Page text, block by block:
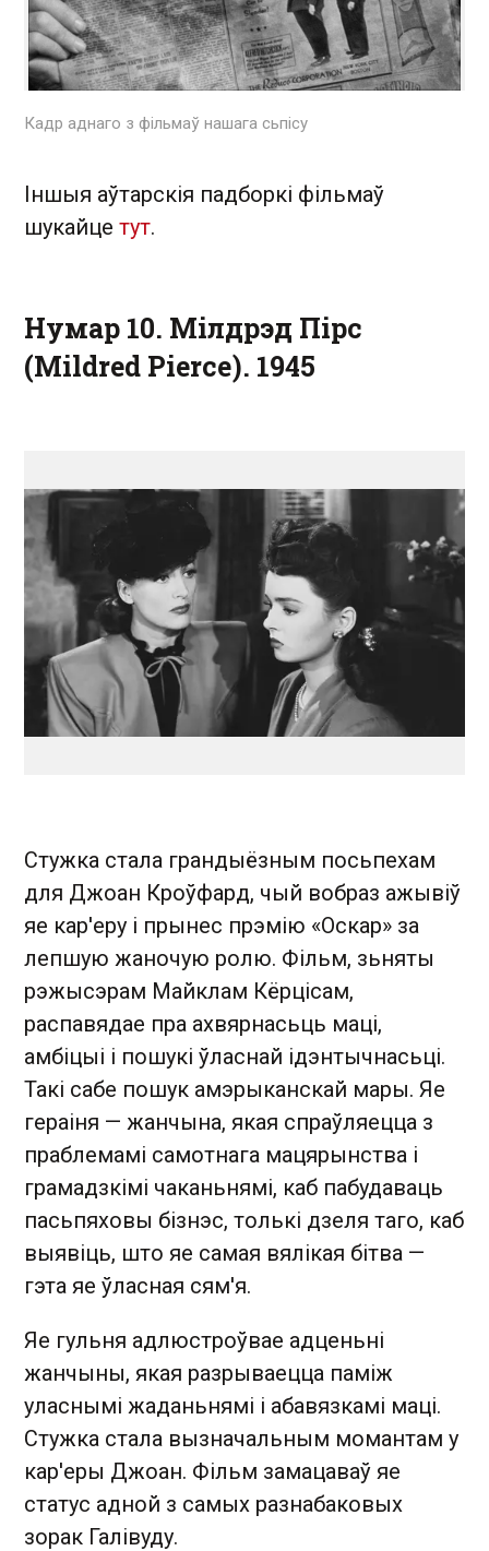
Кадр аднаго з фільмаў нашага сьпісу
Іншыя аўтарскія падборкі фільмаў
шукайце тут.
Нумар 10. Мілдрэд Пірс
(Mildred Pierce). 1945
Стужка стала грандыёзным посьпехам
для Джоан Кроўфард, чый вобраз ажывіў
яе кар'еру і прынес прэмію «Оскар» за
лепшую жаночую ролю. Фільм, зьняты
рэжысэрам Майклам Кёрцісам,
распавядае пра ахвярнасьць маці,
амбіцыі і пошукі ўласнай ідэнтычнасьці.
Такі сабе пошук амэрыканскай мары. Яе
гераіня — жанчына, якая спраўляецца з
праблемамі самотнага мацярынства і
грамадзкімі чаканьнямі, каб пабудаваць
пасьпяховы бізнэс, толькі дзеля таго, каб
выявіць, што яе самая вялікая бітва —
гэта яе ўласная сям'я.
Яе гульня адлюстроўвае адценьні
жанчыны, якая разрываецца паміж
уласнымі жаданьнямі і абавязкамі маці.
Стужка стала вызначальным момантам у
кар'еры Джоан. Фільм замацаваў яе
статус адной з самых разнабаковых
зорак Галівуду.